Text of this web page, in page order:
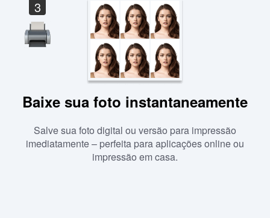
3
Baixe sua foto instantaneamente
Salve sua foto digital ou versão para impressão
imediatamente – perfeita para aplicações online ou
impressão em casa.